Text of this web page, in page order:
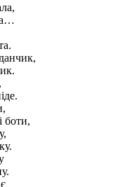
боти,